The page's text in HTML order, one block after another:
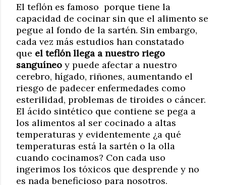
El teflón es famoso porque tiene la
capacidad de cocinar sin que el alimento se
pegue al fondo de la sartén. Sin embargo,
cada vez más estudios han constatado
que el teflón llega a nuestro riego
sanguíneo y puede afectar a nuestro
cerebro, hígado, riñones, aumentando el
riesgo de padecer enfermedades como
esterilidad, problemas de tiroides o cáncer.
El ácido sintético que contiene se pega a
los alimentos al ser cocinado a altas
temperaturas y evidentemente ¿a qué
temperaturas está la sartén o la olla
cuando cocinamos? Con cada uso
ingerimos los tóxicos que desprende y no
es nada beneficioso para nosotros.